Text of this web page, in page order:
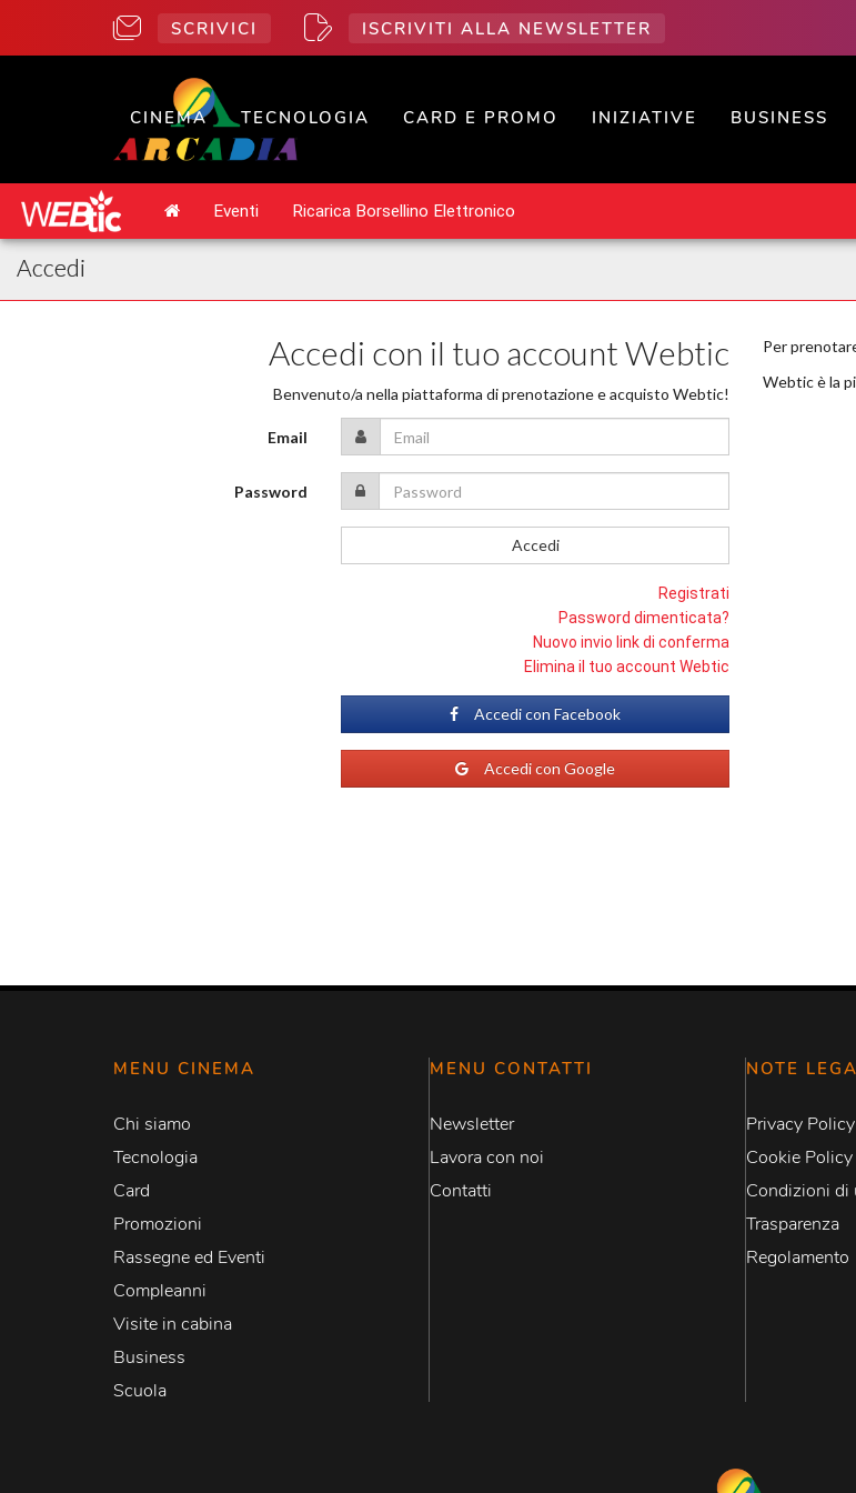
SCRIVICI ISCRIVITI ALLA NEWSLETTER
CINEMA TECNOLOGIA CARD E PROMO INIZIATIVE BUSINESS
MENU CINEMA
Chi siamo
Tecnologia
Card
Promozioni
Rassegne ed Eventi
Compleanni
Visite in cabina
Business
Scuola
MENU CONTATTI
Newsletter
Lavora con noi
Contatti
NOTE
Privacy Policy
Cookie Policy
Condizioni di
Trasparenza
Regolamento